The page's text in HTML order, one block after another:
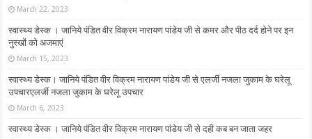
March 22, 2023
स्वास्थ्य डेस्क । जानिये पंडित वीर विक्रम नारायण पांडेय जी से कमर और पीठ दर्द होने पर इन
नुस्‍खों को अजमाएं
March 15, 2023
स्वास्थ्य डेस्क। जानिये पंडित वीर विक्रम नारायण पांडेय जी से एलर्जी नजला जुकाम के घरेलू
उपचारएलर्जी नजला जुकाम के घरेलू उपचार
March 6, 2023
स्वास्थ्य डेस्क । जानिये पंडित वीर विक्रम नारायण पांडेय जी से दही कब बन जाता जहर